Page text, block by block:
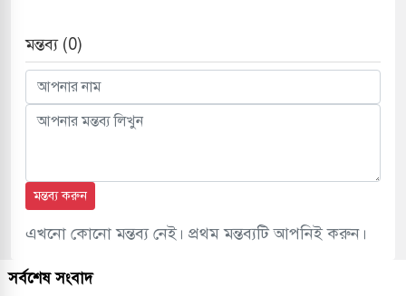
মন্তব্য (0)
মন্তব্য করুন
এখনো কোনো মন্তব্য নেই। প্রথম মন্তব্যটি আপনিই করুন।
সর্বশেষ সংবাদ